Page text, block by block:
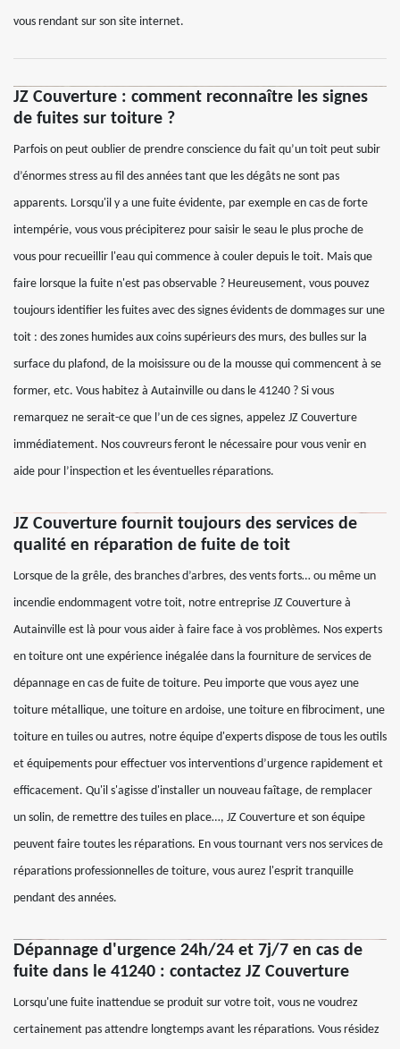
vous rendant sur son site internet.
JZ Couverture : comment reconnaître les signes
de fuites sur toiture ?
Parfois on peut oublier de prendre conscience du fait qu’un toit peut subir
d’énormes stress au fil des années tant que les dégâts ne sont pas
apparents. Lorsqu'il y a une fuite évidente, par exemple en cas de forte
intempérie, vous vous précipiterez pour saisir le seau le plus proche de
vous pour recueillir l'eau qui commence à couler depuis le toit. Mais que
faire lorsque la fuite n'est pas observable ? Heureusement, vous pouvez
toujours identifier les fuites avec des signes évidents de dommages sur une
toit : des zones humides aux coins supérieurs des murs, des bulles sur la
surface du plafond, de la moisissure ou de la mousse qui commencent à se
former, etc. Vous habitez à Autainville ou dans le 41240 ? Si vous
remarquez ne serait-ce que l’un de ces signes, appelez JZ Couverture
immédiatement. Nos couvreurs feront le nécessaire pour vous venir en
aide pour l’inspection et les éventuelles réparations.
JZ Couverture fournit toujours des services de
qualité en réparation de fuite de toit
Lorsque de la grêle, des branches d’arbres, des vents forts… ou même un
incendie endommagent votre toit, notre entreprise JZ Couverture à
Autainville est là pour vous aider à faire face à vos problèmes. Nos experts
en toiture ont une expérience inégalée dans la fourniture de services de
dépannage en cas de fuite de toiture. Peu importe que vous ayez une
toiture métallique, une toiture en ardoise, une toiture en fibrociment, une
toiture en tuiles ou autres, notre équipe d'experts dispose de tous les outils
et équipements pour effectuer vos interventions d’urgence rapidement et
efficacement. Qu'il s'agisse d'installer un nouveau faîtage, de remplacer
un solin, de remettre des tuiles en place…, JZ Couverture et son équipe
peuvent faire toutes les réparations. En vous tournant vers nos services de
réparations professionnelles de toiture, vous aurez l'esprit tranquille
pendant des années.
Dépannage d'urgence 24h/24 et 7j/7 en cas de
fuite dans le 41240 : contactez JZ Couverture
Lorsqu'une fuite inattendue se produit sur votre toit, vous ne voudrez
certainement pas attendre longtemps avant les réparations. Vous résidez